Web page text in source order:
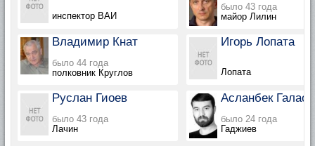
инспектор ВАИ
было 43 года
майор Лилин
Владимир Кнат
было 44 года
полковник Круглов
Игорь Лопата
Лопата
Руслан Гиоев
было 43 года
Лачин
Асланбек Галаов
было 24 года
Гаджиев